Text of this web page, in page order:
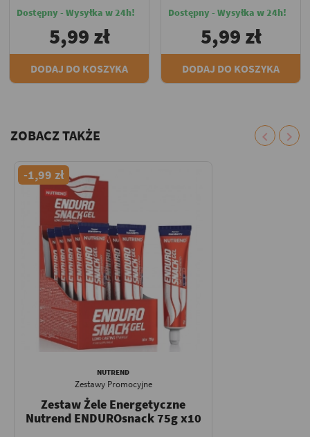
Dostępny - Wysyłka w 24h!
5,99 zł
DODAJ DO KOSZYKA
Dostępny - Wysyłka w 24h!
5,99 zł
DODAJ DO KOSZYKA
ZOBACZ TAKŻE chevron_right
chevron_left
-1,99 zł
NUTREND
Zestawy Promocyjne
Zestaw Żele Energetyczne
Nutrend ENDUROsnack 75g x10